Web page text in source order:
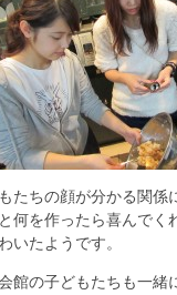
たちの顔が分かる関係
と何を作ったら喜んで
いたようです。
館の子どもたちも一緒